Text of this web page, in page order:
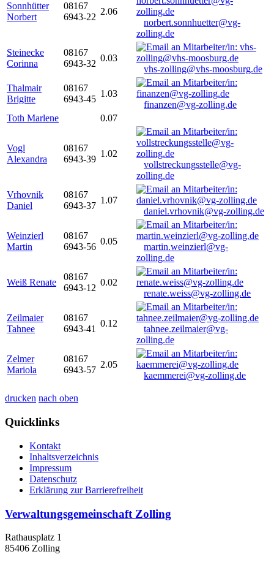
Sonnhütter
Norbert
08167
6943-22
2.06
norbert.sonnhuetter@vg-
zolling.de
Steinecke
Corinna
08167
6943-32
0.03
vhs-zolling@vhs-moosburg.de
Thalmair
Brigitte
08167
6943-45
1.03
finanzen@vg-zolling.de
Toth Marlene
0.07
Vogl
Alexandra
08167
6943-39
1.02
vollstreckungsstelle@vg-
zolling.de
Vrhovnik
Daniel
08167
6943-37
1.07
daniel.vrhovnik@vg-zolling.de
Weinzierl
Martin
08167
6943-56
0.05
martin.weinzierl@vg-
zolling.de
Weiß Renate
08167
6943-12
0.02
renate.weiss@vg-zolling.de
Zeilmaier
Tahnee
08167
6943-41
0.12
tahnee.zeilmaier@vg-
zolling.de
Zelmer
Mariola
08167
6943-57
2.05
kaemmerei@vg-zolling.de
drucken nach oben
Quicklinks
Kontakt
Inhaltsverzeichnis
Impressum
Datenschutz
Erklärung zur Barrierefreiheit
Verwaltungsgemeinschaft Zolling
Rathausplatz 1
85406 Zolling